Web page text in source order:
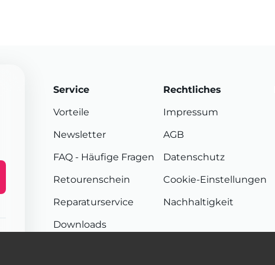
Service
Vorteile
Newsletter
FAQ - Häufige Fragen
Retourenschein
Reparaturservice
Downloads
Rechtliches
Impressum
AGB
Datenschutz
Cookie-Einstellungen
Nachhaltigkeit